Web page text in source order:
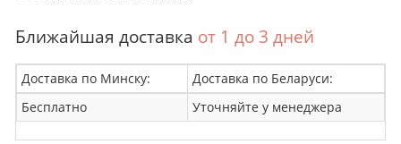
Ближайшая доставка от 1 до 3 дней
Доставка по Минску:
Доставка по Беларуси:
Бесплатно
Уточняйте у менеджера